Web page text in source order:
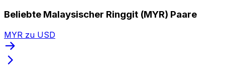
Beliebte Malaysischer Ringgit (MYR) Paare
MYR zu USD